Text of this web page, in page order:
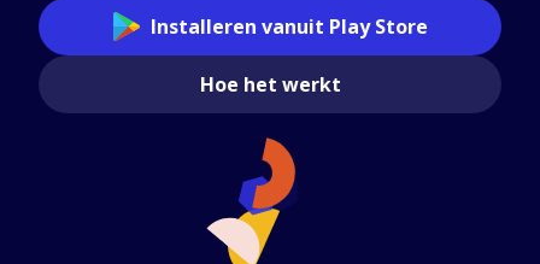
Installeren vanuit Play Store
Hoe het werkt